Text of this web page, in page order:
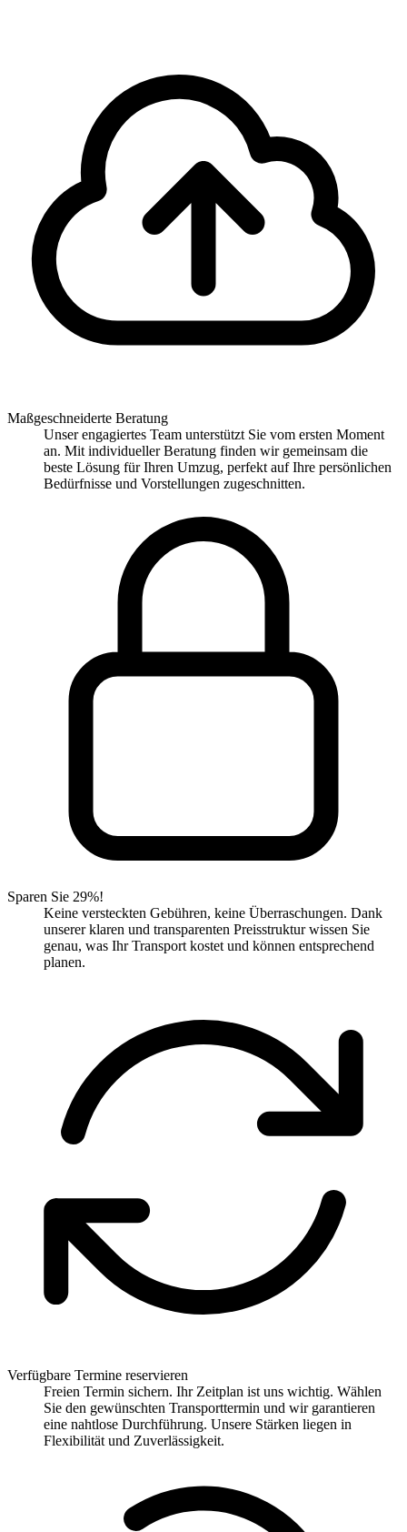
Maßgeschneiderte Beratung
Unser engagiertes Team unterstützt Sie vom ersten Moment
an. Mit individueller Beratung finden wir gemeinsam die
beste Lösung für Ihren Umzug, perfekt auf Ihre persönlichen
Bedürfnisse und Vorstellungen zugeschnitten.
Sparen Sie 29%!
Keine versteckten Gebühren, keine Überraschungen. Dank
unserer klaren und transparenten Preisstruktur wissen Sie
genau, was Ihr Transport kostet und können entsprechend
planen.
Verfügbare Termine reservieren
Freien Termin sichern. Ihr Zeitplan ist uns wichtig. Wählen
Sie den gewünschten Transporttermin und wir garantieren
eine nahtlose Durchführung. Unsere Stärken liegen in
Flexibilität und Zuverlässigkeit.